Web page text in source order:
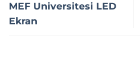
MEF Universitesi LED
Ekran